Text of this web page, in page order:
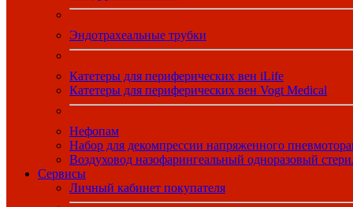
Эндотрахеальные трубки
Катетеры для периферических вен iLife
Катетеры для периферических вен Vogt Medical
Нефопам
Набор для декомпрессии напряженного
Воздуховод назофарингеальный одноразовый
Сервисы
Личный кабинет покупателя